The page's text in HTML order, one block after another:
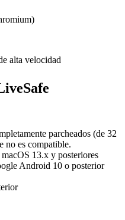
alta velocidad
parcheados (de 32
no es compatible.
13.x y posteriores
Android 10 o posterior